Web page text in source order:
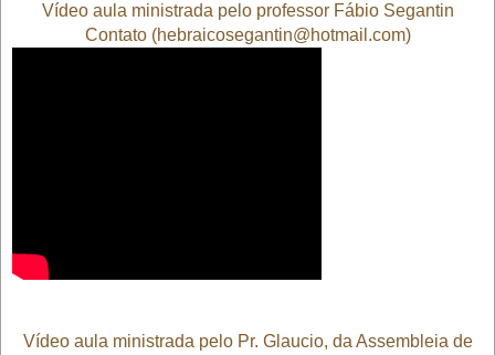
Vídeo aula ministrada pelo professor Fábio Segantin
Contato (hebraicosegantin@hotmail.com)
Vídeo aula ministrada pelo Pr. Glaucio, da Assembleia de